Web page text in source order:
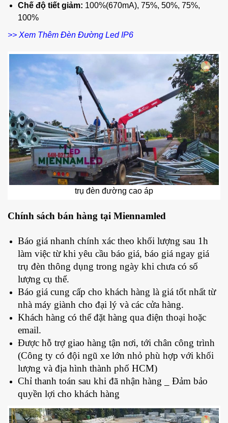
Chế độ tiết giảm: 100%(670mA), 75%, 50%, 75%,
100%
>> Xem Thêm Đèn Đường Led IP6
trụ đèn đường cao áp
Chính sách bán hàng tại Miennamled
Báo giá nhanh chính xác theo khối lượng sau 1h
làm việc từ khi yêu cầu báo giá, báo giá ngay giá
trụ đèn thông dụng trong ngày khi chưa có số
lượng cụ thể.
Báo giá cung cấp cho khách hàng là giá tốt nhất từ
nhà máy giành cho đại lý và các cửa hàng.
Khách hàng có thể đặt hàng qua điện thoại hoặc
email.
Được hỗ trợ giao hàng tận nơi, tới chân công trình
(Công ty có đội ngũ xe lớn nhỏ phù hợp với khối
lượng và địa hình thành phố HCM)
Chỉ thanh toán sau khi đã nhận hàng _ Đảm bảo
quyền lợi cho khách hàng